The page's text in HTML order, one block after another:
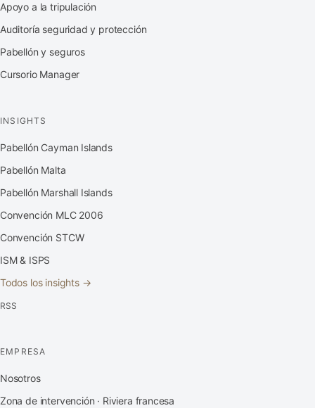
Apoyo a la tripulación
Auditoría seguridad y protección
Pabellón y seguros
Cursorio Manager
INSIGHTS
Pabellón Cayman Islands
Pabellón Malta
Pabellón Marshall Islands
Convención MLC 2006
Convención STCW
ISM & ISPS
Todos los insights →
RSS
EMPRESA
Nosotros
Zona de intervención · Riviera francesa